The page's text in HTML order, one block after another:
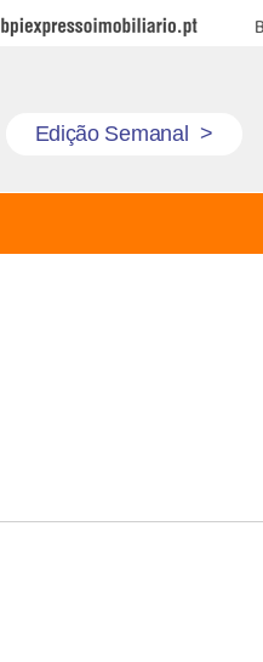
BPI Expresso Imobiliário
Edição Semanal >